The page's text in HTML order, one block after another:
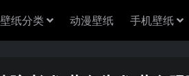
壁纸分类 动漫壁纸 手机壁纸